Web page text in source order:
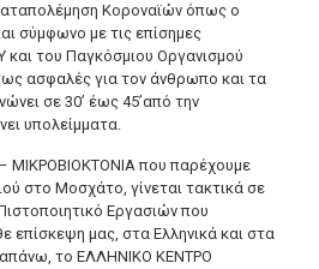
Κοροναϊών όπως ο
σύμφωνο με τις επίσημες
του Παγκόσμιου Οργανισμού
ασφαλές για τον άνθρωπο και τα
σε 30’ έως 45’από την
υπολείμματα.
που παρέχουμε
στο Μοσχάτο, γίνεται τακτικά σε
Εργασιών που
επίσκεψη μας, στα Ελληνικά και στα
το ΕΛΛΗΝΙΚΟ ΚΕΝΤΡΟ